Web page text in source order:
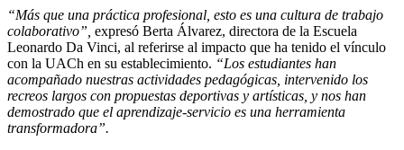
“Más que una práctica profesional, esto es una cultura de trabajo
colaborativo”, expresó Berta Álvarez, directora de la Escuela
Leonardo Da Vinci, al referirse al impacto que ha tenido el vínculo
con la UACh en su establecimiento. “Los estudiantes han
acompañado nuestras actividades pedagógicas, intervenido los
recreos largos con propuestas deportivas y artísticas, y nos han
demostrado que el aprendizaje-servicio es una herramienta
transformadora”.